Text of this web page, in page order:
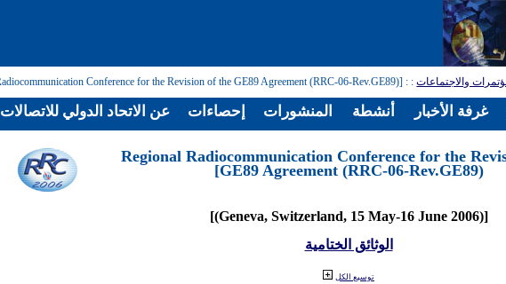
والاجتماعات:
: [Regional Radiocommunication Conference for the Revision of the GE89 Agreement (RRC-06-Rev.GE89)]
[Regional Radiocommunication Conference for the
GE89 Agreement (RRC-06-Rev.GE89)]
[(Geneva, Switzerland, 15 May-16 June 2006)]
الوثائق الختامية
توسيع الكل
عن الاتحاد الدولي للاتصالات إحصاءات المنشورات أنشطة غرفة الأخبار